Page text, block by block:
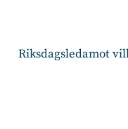
Riksdagsledamot